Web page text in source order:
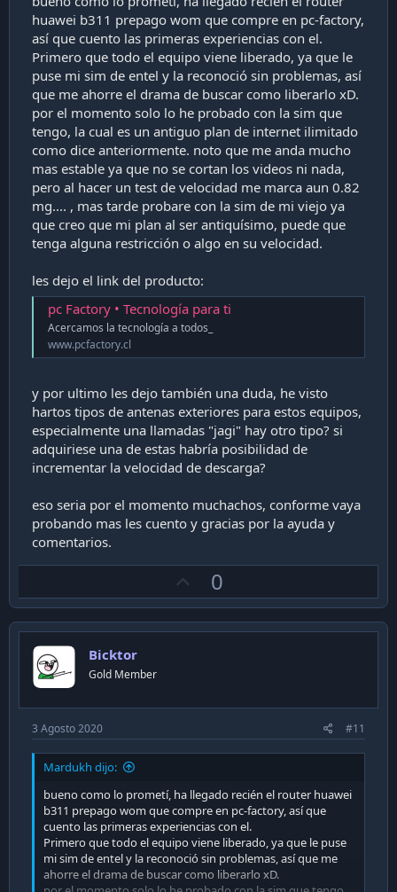
casa un cable ethernet conectado a otro router.
huawei b311 prepago wom que compre en pc-factory,
así que cuento las primeras experiencias con el.
Primero que todo el equipo viene liberado, ya que le
puse mi sim de entel y la reconoció sin problemas, así
que me ahorre el drama de buscar como liberarlo xD.
por el momento solo lo he probado con la sim que
tengo, la cual es un antiguo plan de internet ilimitado
como dice anteriormente. noto que me anda mucho
mas estable ya que no se cortan los videos ni nada,
pero al hacer un test de velocidad me marca aun 0.82
mg.... , mas tarde probare con la sim de mi viejo ya
que creo que mi plan al ser antiquísimo, puede que
tenga alguna restricción o algo en su velocidad.
les dejo el link del producto:
pc Factory • Tecnología para ti
Acercamos la tecnología a todos_
www.pcfactory.cl
y por ultimo les dejo también una duda, he visto
hartos tipos de antenas exteriores para estos equipos,
especialmente una llamadas "jagi" hay otro tipo? si
adquiriese una de estas habría posibilidad de
incrementar la velocidad de descarga?
eso seria por el momento muchachos, conforme vaya
probando mas les cuento y gracias por la ayuda y
comentarios.
p
v
0
Bicktor
Gold Member
3 Agosto 2020 #11
Mardukh dijo:
bueno como lo prometí, ha llegado recién el router huawei
b311 prepago wom que compre en pc-factory, así que
cuento las primeras experiencias con el.
Primero que todo el equipo viene liberado, ya que le puse
mi sim de entel y la reconoció sin problemas, así que me
ahorre el drama de buscar como liberarlo xD.